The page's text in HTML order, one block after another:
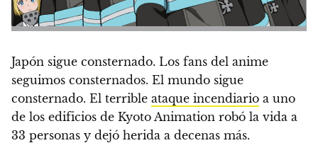
Japón sigue consternado. Los fans del anime
seguimos consternados. El mundo sigue
consternado. El terrible ataque incendiario a uno
de los edificios de Kyoto Animation robó la vida a
33 personas y dejó herida a decenas más.